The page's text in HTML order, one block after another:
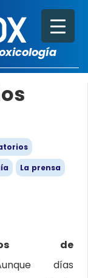
La prensa
de
días